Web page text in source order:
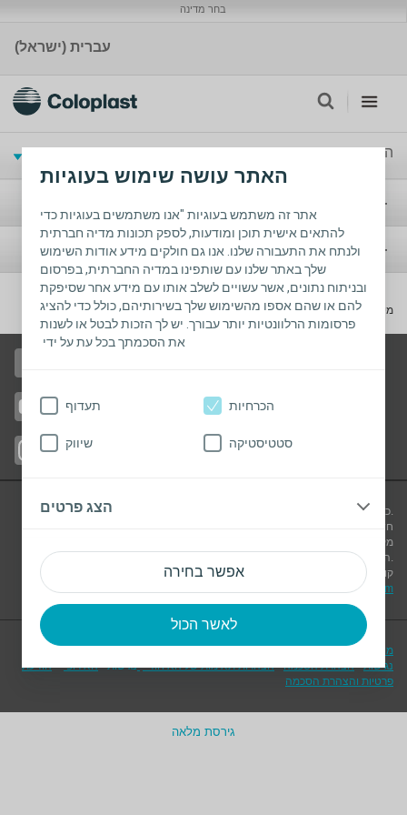
האתר עושה שימוש בעוגיות
אתר זה משתמש בעוגיות "אנו משתמשים בעוגיות כדי
להתאים אישית תוכן ומודעות, לספק תכונות מדיה חברתית
ולנתח את התעבורה שלנו. אנו גם חולקים מידע אודות השימוש
שלך באתר שלנו עם שותפינו במדיה החברתית, בפרסום
ובניתוח נתונים, אשר עשויים לשלב אותו עם מידע אחר שסיפקת
להם או שהם אספו מהשימוש שלך בשירותיהם, כולל כדי להציג
פרסומות הרלוונטיות יותר עבורך. יש לך הזכות לבטל או לשנות
את הסכמתך בכל עת על ידי
אפשר בחירה
לאשר הכול
הכרחיות תעדוף
סטטיסטיקה שיווק
הצג פרטים
בחר מדינה
עברית (ישראל)
החיים עם סטומה
צפו בסרטונים שלנו
עקבו באינסטגרם
אי שליטה
מידע תאגידי
כל התכנים באתר זה נרשמו בלשון זכר מטעמי נוחות אך מתייחסים לשני המינים.
חשוב לדעת! המידע המסופק באתר אינטרנט זה אינו מהווה תחליף לייעוץ רפואי
מקצועי. בכל מקרה יש להתייעץ עם הגורם הרפואי המטפל ולעיין תמיד בדפי הוראות
השימוש המצורפים למוצרים לפני השימוש.
il.info@coloplast.com
מוצרי קולופלסט - הוראות שימוש
נגישות-הצהרת הסכמה-הצהרות תאימות של האיחוד נגישות-האירופי-הודעת
פרטיות והצהרת הסכמה
גירסת מלאה